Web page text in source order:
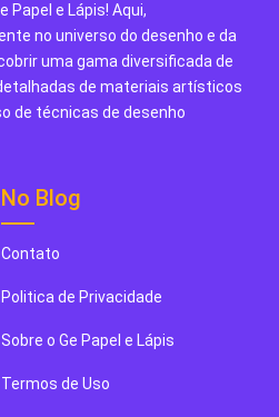
Papel e Lápis! Aqui,
no universo do desenho e da
uma gama diversificada de
de materiais artísticos
de técnicas de desenho
No Blog
Contato
Politica de Privacidade
Sobre o Ge Papel e Lápis
Termos de Uso